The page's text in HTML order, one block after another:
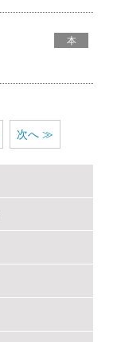
本
次へ ≫